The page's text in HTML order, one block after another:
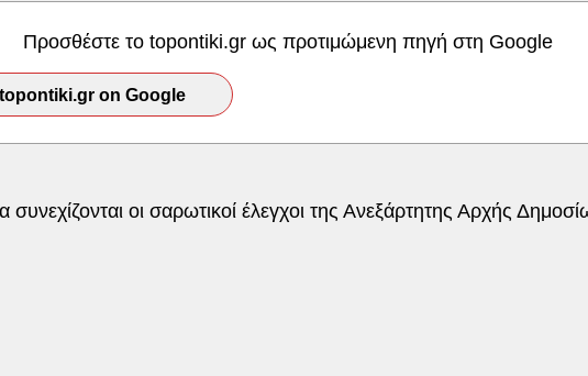
Προσθέστε το topontiki.gr ως προτιμώμενη πηγή στη Google
on Google
συνεχίζονται οι σαρωτικοί έλεγχοι της Ανεξάρτητης Αρχής